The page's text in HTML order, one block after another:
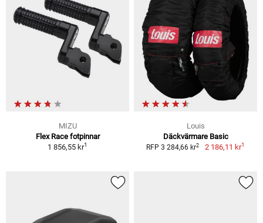
MIZU
Flex Race fotpinnar
1 856,55 kr1
Louis
Däckvärmare Basic
RFP 3 284,66 kr2 2 186,11 kr1